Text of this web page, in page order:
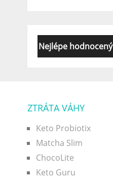
Nejlépe hodnocený
ZTRÁTA VÁHY
Keto Probiotix
Matcha Slim
ChocoLite
Keto Guru